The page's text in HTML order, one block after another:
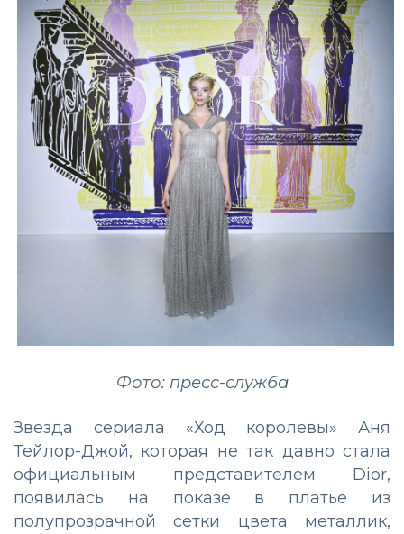
Фото: пресс-служба
Звезда сериала «Ход королевы» Аня
Тейлор-Джой, которая не так давно стала
официальным представителем Dior,
появилась на показе в платье из
полупрозрачной сетки цвета металлик,